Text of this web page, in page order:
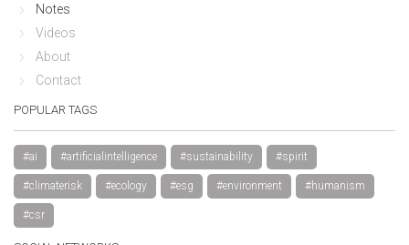
Notes
Videos
About
Contact
POPULAR TAGS
#ai #artificialintelligence #sustainability #spirit
#climaterisk #ecology #esg #environment #humanism
#csr